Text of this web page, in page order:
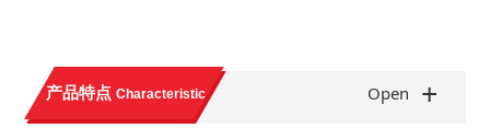
产品特点Characteristic Open +